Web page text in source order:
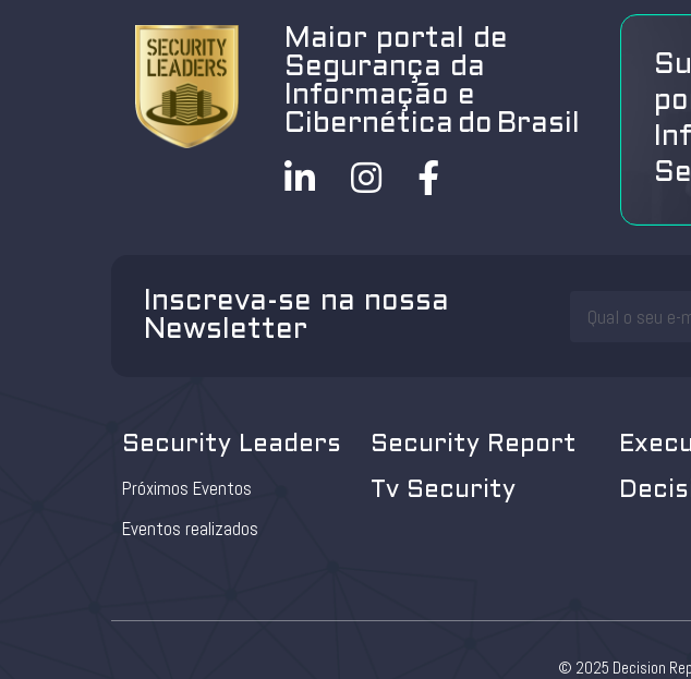
Maior portal de
Segurança da
Informação e
Cibernética do Brasil
Inscreva-se na nossa
Newsletter
Security Leaders
Próximos Eventos
Eventos realizados
Security Report
Tv Security
© 2025 Decision